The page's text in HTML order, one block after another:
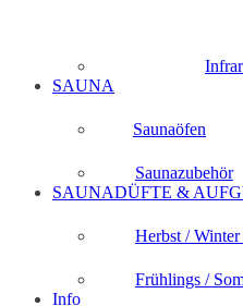
SAUNA
Saunaöfen
Saunazubehör
SAUNADÜFTE &
Herbst /
Frühlings /
Info